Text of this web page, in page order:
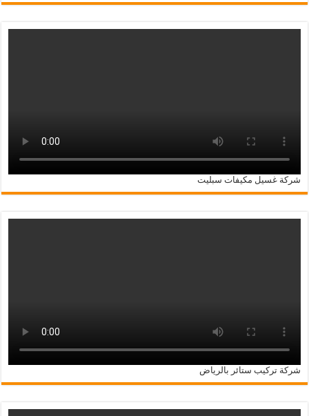
شركة غسيل مكيفات سبليت
شركة تركيب ستائر بالرياض